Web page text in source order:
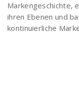
Markengeschichte,
ihren Ebenen und
kontinuierliche